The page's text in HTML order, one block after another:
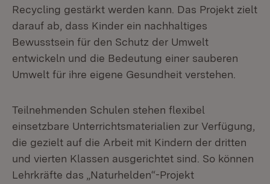
Recycling gestärkt werden kann. Das Projekt zielt
darauf ab, dass Kinder ein nachhaltiges
Bewusstsein für den Schutz der Umwelt
entwickeln und die Bedeutung einer sauberen
Umwelt für ihre eigene Gesundheit verstehen.
Teilnehmenden Schulen stehen flexibel
einsetzbare Unterrichtsmaterialien zur Verfügung,
die gezielt auf die Arbeit mit Kindern der dritten
und vierten Klassen ausgerichtet sind. So können
Lehrkräfte das „Naturhelden“-Projekt